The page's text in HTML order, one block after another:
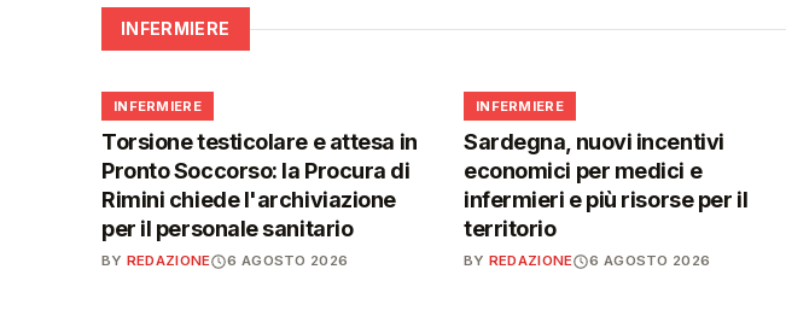
INFERMIERE
🩺
INFERMIERE
Torsione testicolare e attesa in
Pronto Soccorso: la Procura di
Rimini chiede l'archiviazione
per il personale sanitario
BY REDAZIONE 6 AGOSTO 2026
🩺
INFERMIERE
Sardegna, nuovi incentivi
economici per medici e
infermieri e più risorse per il
territorio
BY REDAZIONE 6 AGOSTO 2026